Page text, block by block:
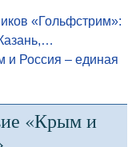
«Гольфстрим»:
и Россия – единая
«Крым и